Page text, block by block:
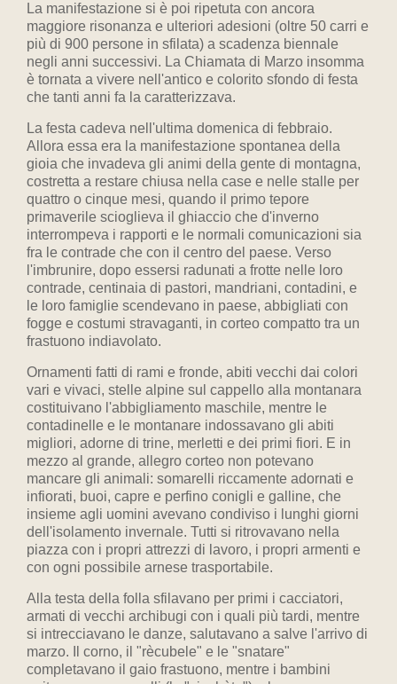
La manifestazione si è poi ripetuta con ancora
maggiore risonanza e ulteriori adesioni (oltre 50 carri e
più di 900 persone in sfilata) a scadenza biennale
negli anni successivi. La Chiamata di Marzo insomma
è tornata a vivere nell'antico e colorito sfondo di festa
che tanti anni fa la caratterizzava.
La festa cadeva nell'ultima domenica di febbraio.
Allora essa era la manifestazione spontanea della
gioia che invadeva gli animi della gente di montagna,
costretta a restare chiusa nella case e nelle stalle per
quattro o cinque mesi, quando il primo tepore
primaverile scioglieva il ghiaccio che d'inverno
interrompeva i rapporti e le normali comunicazioni sia
fra le contrade che con il centro del paese. Verso
l'imbrunire, dopo essersi radunati a frotte nelle loro
contrade, centinaia di pastori, mandriani, contadini, e
le loro famiglie scendevano in paese, abbigliati con
fogge e costumi stravaganti, in corteo compatto tra un
frastuono indiavolato.
Ornamenti fatti di rami e fronde, abiti vecchi dai colori
vari e vivaci, stelle alpine sul cappello alla montanara
costituivano l'abbigliamento maschile, mentre le
contadinelle e le montanare indossavano gli abiti
migliori, adorne di trine, merletti e dei primi fiori. E in
mezzo al grande, allegro corteo non potevano
mancare gli animali: somarelli riccamente adornati e
infiorati, buoi, capre e perfino conigli e galline, che
insieme agli uomini avevano condiviso i lunghi giorni
dell'isolamento invernale. Tutti si ritrovavano nella
piazza con i propri attrezzi di lavoro, i propri armenti e
con ogni possibile arnese trasportabile.
Alla testa della folla sfilavano per primi i cacciatori,
armati di vecchi archibugi con i quali più tardi, mentre
si intrecciavano le danze, salutavano a salve l'arrivo di
marzo. Il corno, il "rècubele" e le "snatare"
completavano il gaio frastuono, mentre i bambini